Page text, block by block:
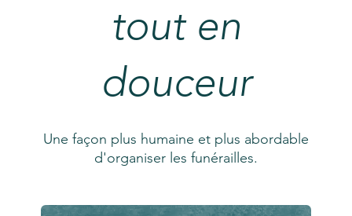
tout en
douceur
Une façon plus humaine et plus abordable
d'organiser les funérailles.